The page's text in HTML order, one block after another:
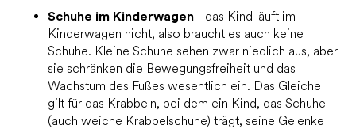
Schuhe im Kinderwagen - das Kind läuft im
Kinderwagen nicht, also braucht es auch keine
Schuhe. Kleine Schuhe sehen zwar niedlich aus, aber
sie schränken die Bewegungsfreiheit und das
Wachstum des Fußes wesentlich ein. Das Gleiche
gilt für das Krabbeln, bei dem ein Kind, das Schuhe
(auch weiche Krabbelschuhe) trägt, seine Gelenke